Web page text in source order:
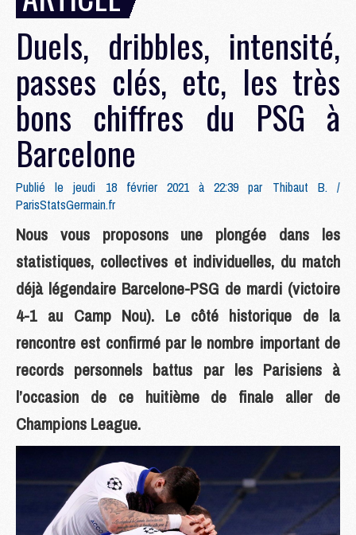
Duels, dribbles, intensité,
passes clés, etc, les très
bons chiffres du PSG à
Barcelone
Publié le jeudi 18 février 2021 à 22:39 par Thibaut B. /
ParisStatsGermain.fr
Nous vous proposons une plongée dans les
statistiques, collectives et individuelles, du match
déjà légendaire Barcelone-PSG de mardi (victoire
4-1 au Camp Nou). Le côté historique de la
rencontre est confirmé par le nombre important de
records personnels battus par les Parisiens à
l’occasion de ce huitième de finale aller de
Champions League.